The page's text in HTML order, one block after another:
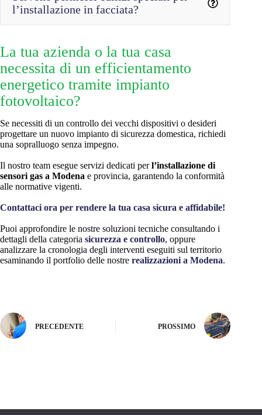
l’installazione in facciata?
pannelli solari
La tua azienda o la tua casa
necessita di un efficientamento
energetico tramite impianto
fotovoltaico?
Se necessiti di un controllo dei vecchi dispositivi o desideri
progettare un nuovo impianto di sicurezza domestica, richiedi
una sopralluogo senza impegno.
Il nostro team esegue servizi dedicati perl’installazione di
sensori gas a Modena e provincia, garantendo la conformità
alle normative vigenti.
Contattaci ora per rendere la tua casa sicura e affidabile!
Puoi approfondire le nostre soluzioni tecniche consultando i
dettagli della categoria sicurezza e controllo, oppure
analizzare la cronologia degli interventi eseguiti sul territorio
esaminando il portfolio delle nostre realizzazioni a Modena.
PRECEDENTE PROSSIMO